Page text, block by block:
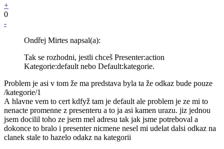
+
0
-
Ondřej Mirtes napsal(a):
Tak se rozhodni, jestli chceš Presenter:action
Kategorie:default nebo Default:kategorie.
Problem je asi v tom že ma predstava byla ta že odkaz bude pouze
/kategorie/1
A hlavne vem to cert kdfyž tam je default ale problem je ze mi to
nenacte promenne z presenteru a to ja asi kamen urazu. jiz jednou
jsem docilil toho ze jsem mel adresu tak jak jsme potreboval a
dokonce to bralo i presenter nicmene nesel mi udelat dalsi odkaz na
clanek stale to hazelo odakz na kategorii